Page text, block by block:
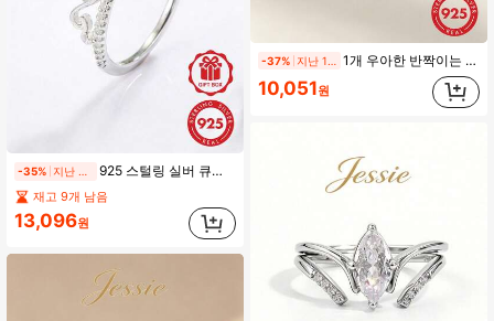
-35% 925 스털링 실버 큐빅 지르코니아 박힌 럭셔리 우아한 크라운 디자인 여성 반지, 일상복, 결혼식, 약혼, 파티, 생일, 여행 및 데이트에 적합
재고 9개 남음
13,096원
-37% 1개 우아한 반짝이는 925 스털링 실버 큐빅 지르코니아 3개 라운드 스톤 반지, 스택 가능, 여성용, 데이트 선물
10,051원